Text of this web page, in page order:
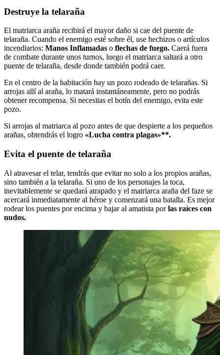
Destruye la telaraña
El matriarca araña recibirá el mayor daño si cae del puente de
telaraña. Cuando el enemigo esté sobre él, use hechizos o artículos
incendiarios: Manos Inflamadas o flechas de fuego. Caerá fuera
de combate durante unos turnos, luego el matriarca saltará a otro
puente de telaraña, desde donde también podrá caer.
En el centro de la habitación hay un pozo rodeado de telarañas. Si
arrojas allí al araña, lo matará instantáneamente, pero no podrás
obtener recompensa. Si necesitas el botín del enemigo, evita este
pozo.
Si arrojas al matriarca al pozo antes de que despierte a los pequeños
arañas, obtendrás el logro «Lucha contra plagas»**.
Evita el puente de telaraña
Al atravesar el telar, tendrás que evitar no solo a los propios arañas,
sino también a la telaraña. Si uno de los personajes la toca,
inevitablemente se quedará atrapado y el matriarca araña del faze se
acercará inmediatamente al héroe y comenzará una batalla. Es mejor
rodear los puentes por encima y bajar al amatista porlas raíces con
nudos.